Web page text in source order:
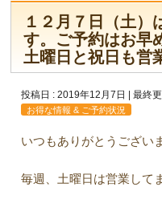
１２月７日（土）
す。ご予約はお早
土曜日と祝日も営
投稿日 : 2019年12月7日 最終
お得な情報 & ご予約状況
いつもありがとうござい
毎週、土曜日は営業して